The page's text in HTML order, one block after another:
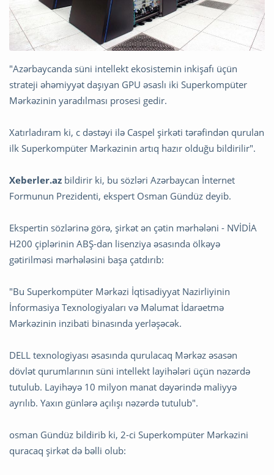
"Azərbaycanda süni intellekt ekosistemin inkişafı üçün
strateji əhəmiyyət daşıyan GPU əsaslı iki Superkompüter
Mərkəzinin yaradılması prosesi gedir.
Xatırladıram ki, c dəstəyi ilə Caspel şirkəti tərəfindən qurulan
ilk Superkompüter Mərkəzinin artıq hazır olduğu bildirilir".
Xeberler.az bildirir ki, bu sözləri Azərbaycan İnternet
Formunun Prezidenti, ekspert Osman Gündüz deyib.
Ekspertin sözlərinə görə, şirkət ən çətin mərhələni - NVİDİA
H200 çiplərinin ABŞ-dan lisenziya əsasında ölkəyə
gətirilməsi mərhələsini başa çatdırıb:
"Bu Superkompüter Mərkəzi İqtisadiyyat Nazirliyinin
İnformasiya Texnologiyaları və Məlumat İdarəetmə
Mərkəzinin inzibati binasında yerləşəcək.
DELL texnologiyası əsasında qurulacaq Mərkəz əsasən
dövlət qurumlarının süni intellekt layihələri üçün nəzərdə
tutulub. Layihəyə 10 milyon manat dəyərində maliyyə
ayrılıb. Yaxın günlərə açılışı nəzərdə tutulub".
osman Gündüz bildirib ki, 2-ci Superkompüter Mərkəzini
quracaq şirkət də bəlli olub: